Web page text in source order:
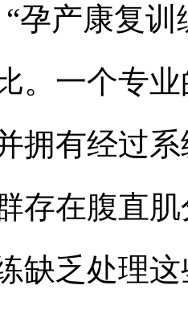
孕产康复
。一个专
拥有经过
存在腹直
缺乏处理